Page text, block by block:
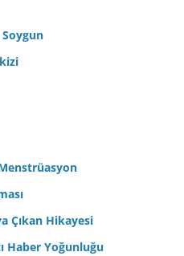
Çıkan Hikayesi
Haber Yoğunluğu